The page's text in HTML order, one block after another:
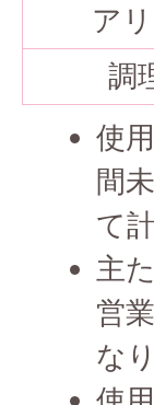
ア
調
使
間
て
主
営
な